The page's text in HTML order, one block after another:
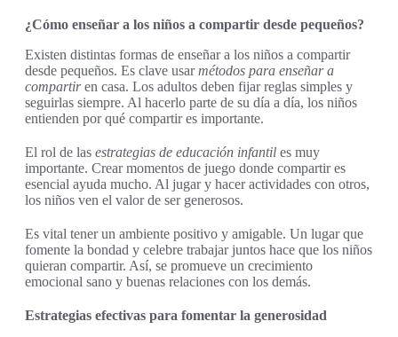
¿Cómo enseñar a los niños a compartir desde pequeños?
Existen distintas formas de enseñar a los niños a compartir
desde pequeños. Es clave usarmétodos para enseñar a
compartiren casa. Los adultos deben fijar reglas simples y
seguirlas siempre. Al hacerlo parte de su día a día, los niños
entienden por qué compartir es importante.
El rol de las estrategias de educación infantil es muy
importante. Crear momentos de juego donde compartir es
esencial ayuda mucho. Al jugar y hacer actividades con otros,
los niños ven el valor de ser generosos.
Es vital tener un ambiente positivo y amigable. Un lugar que
fomente la bondad y celebre trabajar juntos hace que los niños
quieran compartir. Así, se promueve un crecimiento
emocional sano y buenas relaciones con los demás.
Estrategias efectivas para fomentar la generosidad